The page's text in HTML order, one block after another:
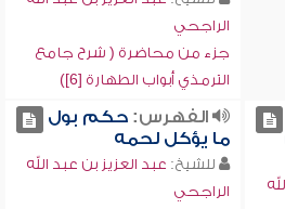
الراجحي
جزء من محاضرة ( شرح جامع
الترمذي أبواب الطهارة [6])
الفهرس:حكم بول
ما يؤكل لحمه
للشيخ: عبد العزيز بن عبد الله
الراجحي